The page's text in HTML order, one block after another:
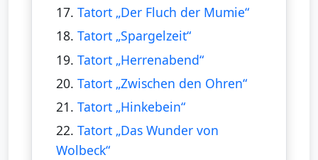
17. Tatort „Der Fluch der Mumie“
18. Tatort „Spargelzeit“
19. Tatort „Herrenabend“
20. Tatort „Zwischen den Ohren“
21. Tatort „Hinkebein“
22. Tatort „Das Wunder von
Wolbeck“